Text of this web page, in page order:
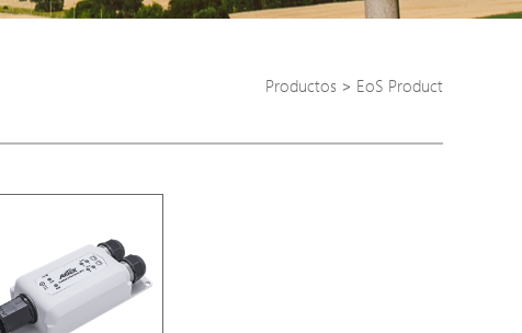
PoE Extender
Camera Housing
Avigilon Solutions
Axis Solutions
Productos > EoS Product